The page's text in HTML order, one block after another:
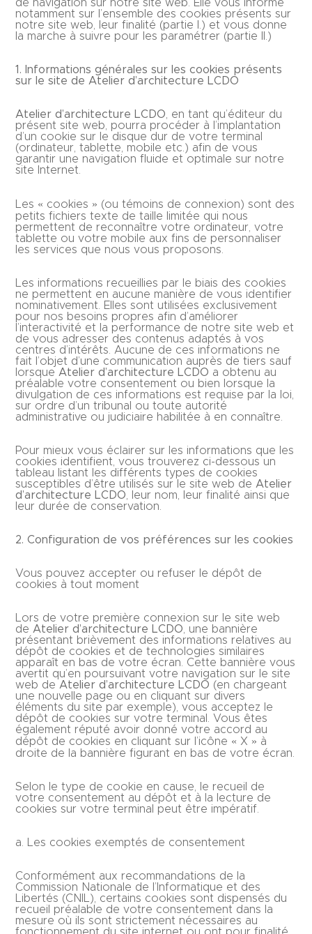
de navigation sur notre site web. Elle vous informe
notamment sur l’ensemble des cookies présents sur
notre site web, leur finalité (partie I.) et vous donne
la marche à suivre pour les paramétrer (partie II.)
1. Informations générales sur les cookies présents
sur le site de Atelier d’architecture LCDO
Atelier d’architecture LCDO , en tant qu’éditeur du
présent site web, pourra procéder à l’implantation
d’un cookie sur le disque dur de votre terminal
(ordinateur, tablette, mobile etc.) afin de vous
garantir une navigation fluide et optimale sur notre
site Internet.
Les « cookies » (ou témoins de connexion) sont des
petits fichiers texte de taille limitée qui nous
permettent de reconnaître votre ordinateur, votre
tablette ou votre mobile aux fins de personnaliser
les services que nous vous proposons.
Les informations recueillies par le biais des cookies
ne permettent en aucune manière de vous identifier
nominativement. Elles sont utilisées exclusivement
pour nos besoins propres afin d’améliorer
l’interactivité et la performance de notre site web et
de vous adresser des contenus adaptés à vos
centres d’intérêts. Aucune de ces informations ne
fait l’objet d’une communication auprès de tiers sauf
lorsque Atelier d’architecture LCDO a obtenu au
préalable votre consentement ou bien lorsque la
divulgation de ces informations est requise par la loi,
sur ordre d’un tribunal ou toute autorité
administrative ou judiciaire habilitée à en connaître.
Pour mieux vous éclairer sur les informations que les
cookies identifient, vous trouverez ci-dessous un
tableau listant les différents types de cookies
susceptibles d’être utilisés sur le site web de Atelier
d’architecture LCDO , leur nom, leur finalité ainsi que
leur durée de conservation.
2. Configuration de vos préférences sur les cookies
Vous pouvez accepter ou refuser le dépôt de
cookies à tout moment
Lors de votre première connexion sur le site web
de Atelier d’architecture LCDO , une bannière
présentant brièvement des informations relatives au
dépôt de cookies et de technologies similaires
apparaît en bas de votre écran. Cette bannière vous
avertit qu’en poursuivant votre navigation sur le site
web de Atelier d’architecture LCDO (en chargeant
une nouvelle page ou en cliquant sur divers
éléments du site par exemple), vous acceptez le
dépôt de cookies sur votre terminal. Vous êtes
également réputé avoir donné votre accord au
dépôt de cookies en cliquant sur l’icône « X » à
droite de la bannière figurant en bas de votre écran.
Selon le type de cookie en cause, le recueil de
votre consentement au dépôt et à la lecture de
cookies sur votre terminal peut être impératif.
a. Les cookies exemptés de consentement
Conformément aux recommandations de la
Commission Nationale de l’Informatique et des
Libertés (CNIL), certains cookies sont dispensés du
recueil préalable de votre consentement dans la
mesure où ils sont strictement nécessaires au